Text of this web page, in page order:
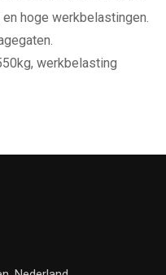
hoge werkbelastingen.
werkbelasting